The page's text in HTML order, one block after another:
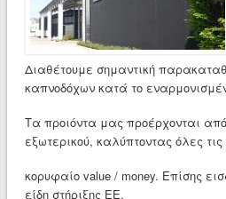
Διαθέτουμε σημαντική
καπνοδόχων κατά το
Τα προιόντα μας προέρχονται από
εξωτερικού, καλύπτοντας όλες
κορυφαίο value / money. Επίσης
είδη στήριξης ΕΕ.